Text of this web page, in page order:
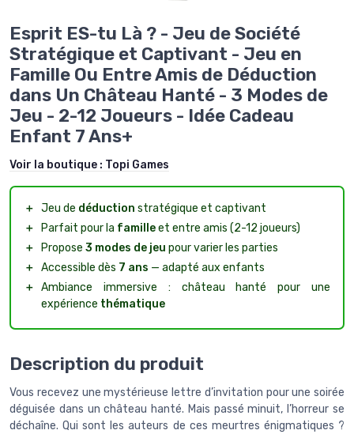
Esprit ES-tu Là ? - Jeu de Société
Stratégique et Captivant - Jeu en
Famille Ou Entre Amis de Déduction
dans Un Château Hanté - 3 Modes de
Jeu - 2-12 Joueurs - Idée Cadeau
Enfant 7 Ans+
Voir la boutique : Topi Games
＋ Jeu de déduction stratégique et captivant
＋
Parfait pour la familleet entre amis (2-12 joueurs)
＋
Propose 3 modes de jeu pour varier les parties
＋ Accessible dès 7 ans — adapté aux enfants
＋ Ambiance immersive : château hanté pour une
expérience thématique
Description du produit
Vous recevez une mystérieuse lettre d’invitation pour une soirée
déguisée dans un château hanté. Mais passé minuit, l’horreur se
déchaîne. Qui sont les auteurs de ces meurtres énigmatiques ?